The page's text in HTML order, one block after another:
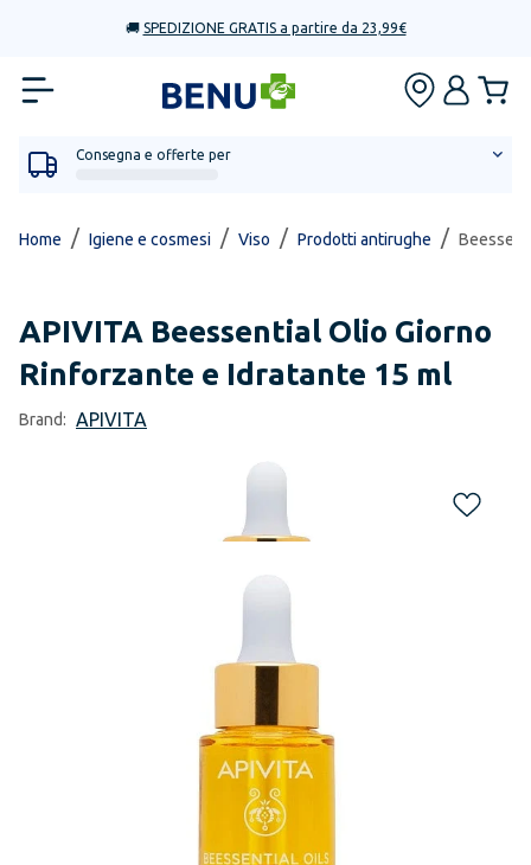
🚚 SPEDIZIONE GRATIS a partire da 23,99€
Consegna e offerte per
Home / Igiene e cosmesi / Viso / Prodotti antirughe /
APIVITA Beessential Olio Giorno
Rinforzante e Idratante 15 ml
Brand: APIVITA